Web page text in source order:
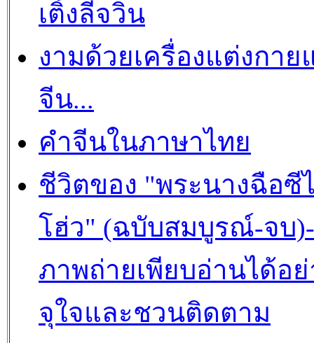
เติ้งลี่จวิน
งามด้วยเครื่องแต่งกาย
จีน...
คำจีนในภาษาไทย
ชีวิตของ "พระนางฉือซี
โฮ่ว" (ฉบับสมบูรณ์-จบ)-
ภาพถ่ายเพียบอ่านได้อย่
จุใจและชวนติดตาม